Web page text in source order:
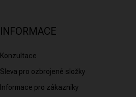
INFORMACE
Konzultace
Sleva pro ozbrojené složky
Informace pro zákazníky